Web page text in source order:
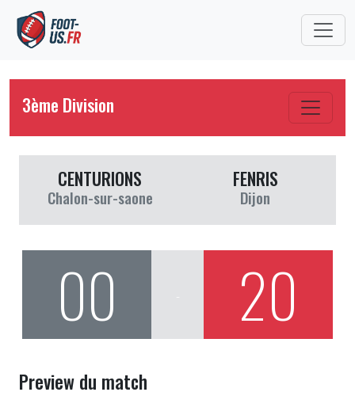
3ème Division
CENTURIONS
Chalon-sur-saone
FENRIS
Dijon
00 20
Preview du match